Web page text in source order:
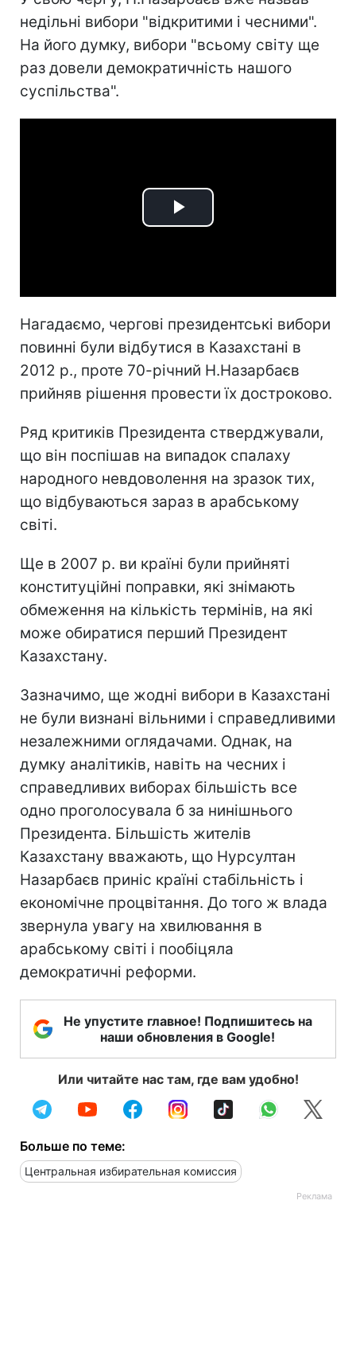
недільні вибори "відкритими і чесними".
На його думку, вибори "всьому світу ще
раз довели демократичність нашого
суспільства".
Play
Нагадаємо, чергові президентські вибори
повинні були відбутися в Казахстані в
2012 р., проте 70-річний Н.Назарбаєв
прийняв рішення провести їх достроково.
Ряд критиків Президента стверджували,
що він поспішав на випадок спалаху
народного невдоволення на зразок тих,
що відбуваються зараз в арабському
світі.
Ще в 2007 р. ви країні були прийняті
конституційні поправки, які знімають
обмеження на кількість термінів, на які
може обиратися перший Президент
Казахстану.
Зазначимо, ще жодні вибори в Казахстані
не були визнані вільними і справедливими
незалежними оглядачами. Однак, на
думку аналітиків, навіть на чесних і
справедливих виборах більшість все
одно проголосувала б за нинішнього
Президента. Більшість жителів
Казахстану вважають, що Нурсултан
Назарбаєв приніс країні стабільність і
економічне процвітання. До того ж влада
звернула увагу на хвилювання в
арабському світі і пообіцяла
демократичні реформи.
Не упустите главное! Подпишитесь на
наши обновления в Google!
Или читайте нас там, где вам удобно!
Больше по теме:
Центральная избирательная комиссия